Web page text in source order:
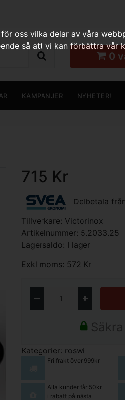
0
KAMPANJER NYHETER!
715 Kr
Delbetala från
Tillverkare: Victorinox
Artikelnummer: 5.2033.25
Lagersaldo: I lager
Exkl moms: 572 Kr
Säkra
Kategorier: roswi
Fri frakt över 999kr
Alla kunder får 50kr
i rabatt på nästa
oss vilka delar av våra
så att vi kan förbättra vår